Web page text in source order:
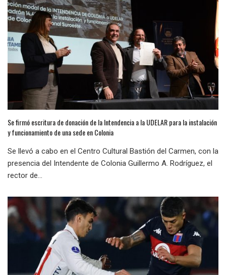
Se firmó escritura de donación de la Intendencia a la UDELAR para la instalación
y funcionamiento de una sede en Colonia
Se llevó a cabo en el Centro Cultural Bastión del Carmen, con la
presencia del Intendente de Colonia Guillermo A. Rodríguez, el
rector de...